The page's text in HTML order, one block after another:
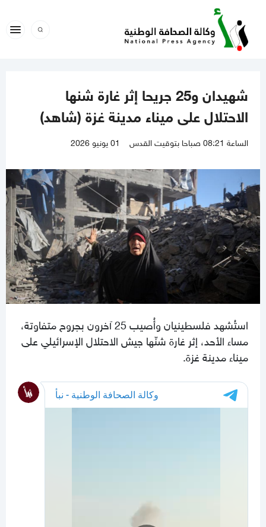
شهيدان و25 جريحا إثر غارة شنها
الاحتلال على ميناء مدينة غزة (شاهد)
الساعة 08:21 صباحا بتوقيت القدس 01 يونيو 2026
استُشهد فلسطينيان وأُصيب 25 آخرون بجروح متفاوتة،
مساء الأحد، إثر غارة شنّها جيش الاحتلال الإسرائيلي على
ميناء مدينة غزة.